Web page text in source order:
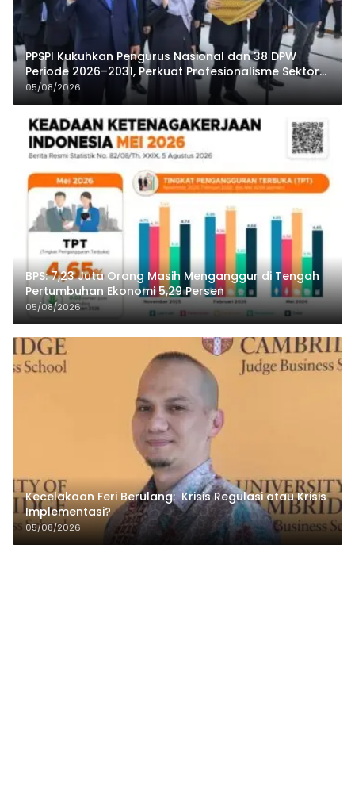
PPSPI Kukuhkan Pengurus Nasional dan 38 DPW
Periode 2026–2031, Perkuat Profesionalisme Sektor
Publik
05/08/2026
BPS: 7,23 Juta Orang Masih Menganggur di Tengah
Pertumbuhan Ekonomi 5,29 Persen
05/08/2026
Kecelakaan Feri Berulang: Krisis Regulasi atau Krisis
Implementasi?
05/08/2026